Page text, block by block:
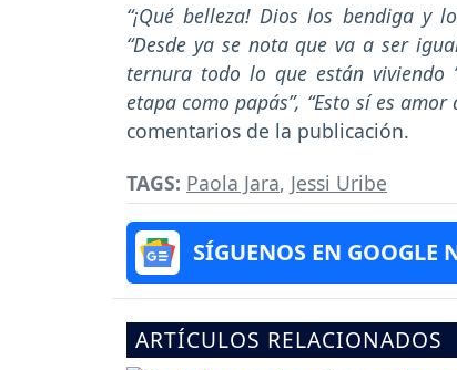
“¡Qué belleza! Dios los bendiga y
“Desde ya se nota que va a ser
ternura todo lo que están viviendo
etapa como papás”, “Esto sí es
comentarios de la publicación.
TAGS: Paola Jara, Jessi Uribe
SÍGUENOS EN GOOGLE
ARTÍCULOS RELACIONADOS